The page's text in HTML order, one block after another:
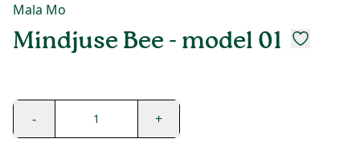
Mala Mo
Mindjuse Bee - model 01
- 1 +